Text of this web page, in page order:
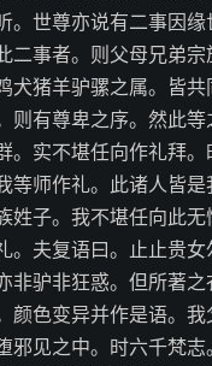
。世尊亦说有二事因
二事者。则父母兄弟
犬猪羊驴骡之属。皆
则有尊卑之序。然此
。实不堪任向作礼拜
等师作礼。此诸人皆
姓子。我不堪任向此
。夫复语曰。止止贵
非驴非狂惑。但所著
颜色变异并作是语。我
邪见之中。时六千梵